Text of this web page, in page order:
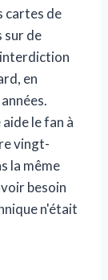
cartes de
sur de
en
le fan à
vingt-
la même
besoin
n'était